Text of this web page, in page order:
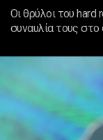
Οι θρύλοι του
συναυλία τους